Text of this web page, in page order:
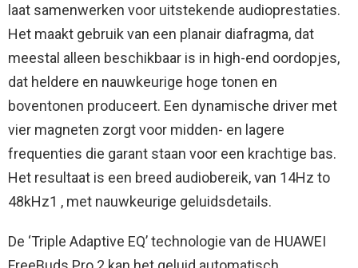
laat samenwerken voor uitstekende audioprestaties.
Het maakt gebruik van een planair diafragma, dat
meestal alleen beschikbaar is in high-end oordopjes,
dat heldere en nauwkeurige hoge tonen en
boventonen produceert. Een dynamische driver met
vier magneten zorgt voor midden- en lagere
frequenties die garant staan voor een krachtige bas.
Het resultaat is een breed audiobereik, van 14Hz to
48kHz1 , met nauwkeurige geluidsdetails.
De ‘Triple Adaptive EQ’ technologie van de HUAWEI